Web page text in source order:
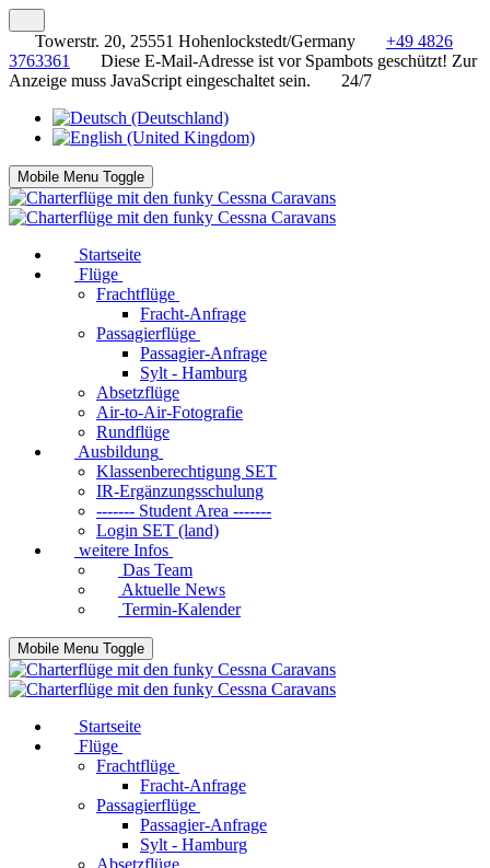
Towerstr. 20, 25551 Hohenlockstedt/Germany
+49 4826
3763361
Diese E-Mail-Adresse ist vor Spambots geschützt! Zur
Anzeige muss JavaScript eingeschaltet sein.
24/7
Mobile Menu Toggle
Startseite
Flüge
Frachtflüge
Fracht-Anfrage
Passagierflüge
Passagier-Anfrage
Sylt - Hamburg
Absetzflüge
Air-to-Air-Fotografie
Rundflüge
Ausbildung
Klassenberechtigung SET
IR-Ergänzungsschulung
------- Student Area -------
Login SET (land)
weitere Infos
Das Team
Aktuelle News
Termin-Kalender
Mobile Menu Toggle
Startseite
Flüge
Frachtflüge
Fracht-Anfrage
Passagierflüge
Passagier-Anfrage
Sylt - Hamburg
Absetzflüge